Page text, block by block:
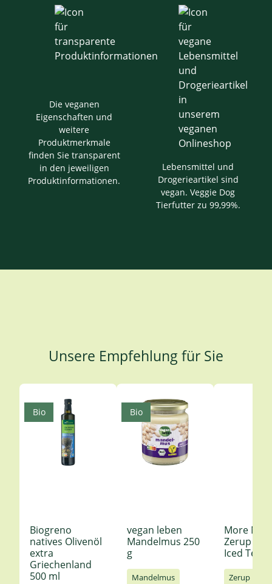
Die veganen
Eigenschaften und
weitere
Produktmerkmale
finden Sie transparent
in den jeweiligen
Produktinformationen.
Lebensmittel und
Drogerieartikel sind
vegan. Veggie Dog
Tierfutter zu 99,99%.
Unsere Empfehlung für Sie
Produktgalerie überspringen
Biogreno
natives Olivenöl
extra
Griechenland
500 ml
Bio
vegan leben
Mandelmus 250
g
Mandelmus
Bio
More
Zerup
Iced Tea
Zerup